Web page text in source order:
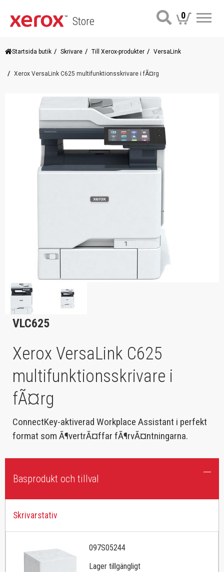
Store 0
Startsida butik Skrivare Till Xerox-produkter VersaLink
Xerox VersaLink C625 multifunktionsskrivare i fÃ¤rg
VLC625
Xerox VersaLink C625
multifunktionsskrivare i
fÃ¤rg
ConnectKey-aktiverad Workplace Assistant i perfekt
format som Ã¶vertrÃ¤ffar fÃ¶rvÃ¤ntningarna.
Basprodukt och tillval
Skrivarstativ
097S05244
Lager tillgängligt